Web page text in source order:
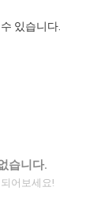
있습니다.
습니다.
어보세요!